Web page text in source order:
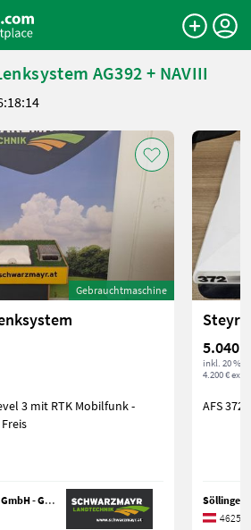
AG392 + NAVIII
Gebrauchtmaschine
Schwarzmayr Landtechnik GmbH - Gampern
5.040 €
inkl. 20 %
4.200 € exkl.
AFS
Söllinger
4625